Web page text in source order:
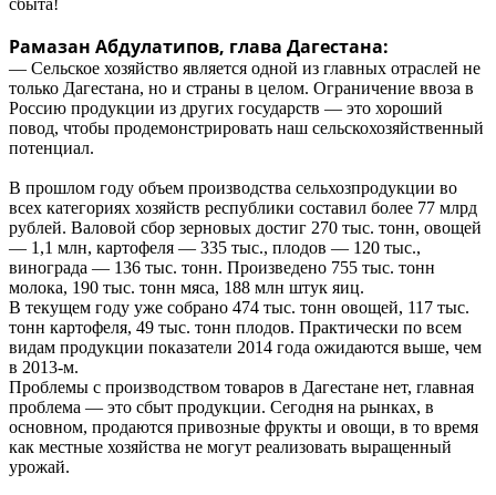
Рамазан Абдулатипов, глава Дагестана:
— Сельское хозяйство является одной из главных отраслей не
только Дагестана, но и страны в целом. Ограничение ввоза в
Россию продукции из других государств — это хороший
повод, чтобы продемонстрировать наш сельскохозяйственный
потенциал.
В прошлом году объем производства сельхозпродукции во
всех категориях хозяйств республики составил более 77 млрд
рублей. Валовой сбор зерновых достиг 270 тыс. тонн, овощей
— 1,1 млн, картофеля — 335 тыс., плодов — 120 тыс.,
винограда — 136 тыс. тонн. Произведено 755 тыс. тонн
молока, 190 тыс. тонн мяса, 188 млн штук яиц.
В текущем году уже собрано 474 тыс. тонн овощей, 117 тыс.
тонн картофеля, 49 тыс. тонн плодов. Практически по всем
видам продукции показатели 2014 года ожидаются выше, чем
в 2013-м.
Проблемы с производством товаров в Дагестане нет, главная
проблема — это сбыт продукции. Сегодня на рынках, в
основном, продаются привозные фрукты и овощи, в то время
как местные хозяйства не могут реализовать выращенный
урожай.